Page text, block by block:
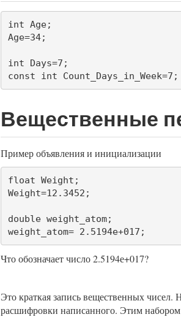
int Age;
Age=34;
int Days=7;
const int Count_Days_in_Week=7;
Вещественные
Пример объявления и инициализации
float Weight;
Weight=12.3452;
double weight_atom;
weight_atom= 2.5194е+017;
Что обозначает число 2.5194е+017?
Это краткая запись вещественных
расшифровки написанного. Этим